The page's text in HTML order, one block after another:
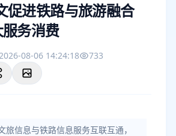
促进铁路与旅游融合
务消费
08-06 14:24:18
733
旅信息与铁路信息服务互联互通，